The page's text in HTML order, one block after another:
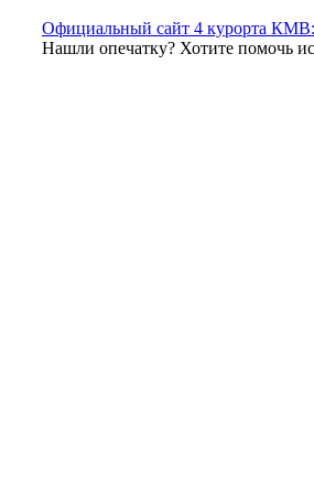
Официальный сайт 4 курорта КМВ:
Нашли опечатку? Хотите помочь